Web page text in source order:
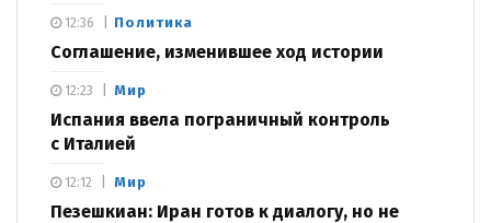
Политика
Соглашение, изменившее ход истории
12:36
Мир
Испания ввела пограничный контроль
с Италией
12:23
Мир
Пезешкиан: Иран готов к диалогу, но не
12:12